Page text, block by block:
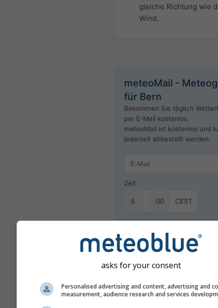
gleiche Richtung wie
Wind.
meteoMail -
für Bern
Bekommen Sie täglich
per E-Mail kostenlos.
meteoMail ist kostenlos und
jederzeit abbestellt werden.
Zeit
CEST
asks for your consent
Personalised advertising and content, advertising and
measurement, audience research and services